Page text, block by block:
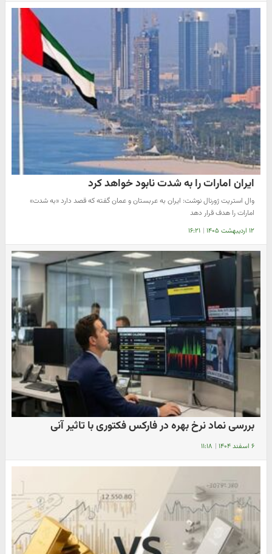
ایران امارات را به شدت نابود خواهد کرد
وال استریت ژورنال نوشت: ایران به عربستان و عمان گفته که قصد دارد «به شدت»
امارات را هدف قرار دهد
۱۲ اردیبهشت ۱۴۰۵ | ۱۶:۲۱
بررسی نماد نرخ بهره در فارکس فکتوری با تاثیر آنی
۶ اسفند ۱۴۰۴ | ۱۱:۱۸